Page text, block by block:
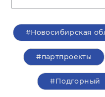
#Новосибирская
#партпроекты
#Подгорный